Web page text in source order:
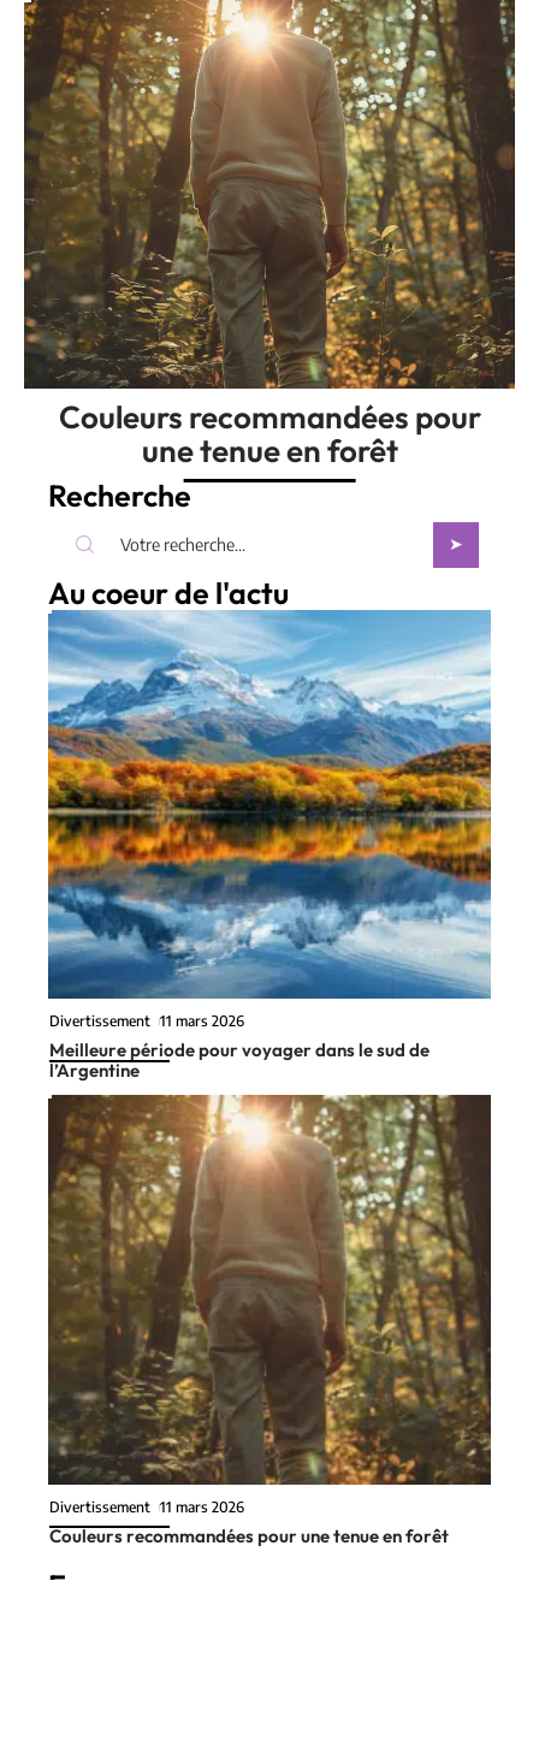
Couleurs recommandées pour
une tenue en forêt
Recherche
Au coeur de l'actu
Divertissement 11 mars 2026
Meilleure période pour voyager dans le sud de
l’Argentine
Divertissement 11 mars 2026
Couleurs recommandées pour une tenue en forêt
En vogue